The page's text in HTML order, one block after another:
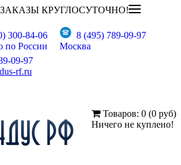
КРУГЛОСУТОЧНО!
300-84-06
по России
8 (495) 789-09-97
Москва
09-97
rf.ru
Товаров: 0 (0 руб)
Ничего не куплено!